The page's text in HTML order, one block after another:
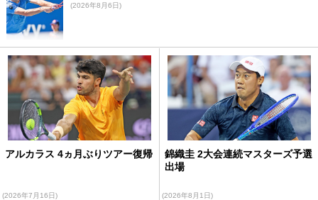
(2026年8月6日)
アルカラス 4ヵ月ぶりツアー復帰
(2026年7月16日)
錦織圭 2大会連続マスターズ予選
出場
(2026年8月1日)